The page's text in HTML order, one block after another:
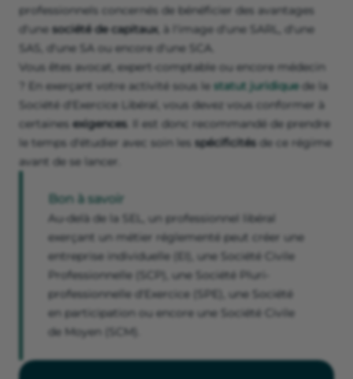
professionnels concernés de bénéficier des avantages
d'une société de capitaux, à l'image d'une SARL, d'une
SAS, d'une SA ou encore d'une SCA.
Vous êtes avocat, expert-comptable ou encore médecin
? En exerçant votre activité sous le statut juridiquede la
Société d'Exercice Libéral, vous devez vous conformer à
certaines exigences. Il est donc recommandé de prendre
le temps d'étudier avec soin les spécificités de ce régime
avant de se lancer.
Bon à savoir
Au-delà de la SEL, un professionnel libéral
exerçant un métier réglementé peut créer une
entreprise individuelle (EI), une Société Civile
Professionnelle (SCP), une Société Pluri-
professionnelle d'Exercice (SPE), une Société
en participation ou encore une Société Civile
de Moyen (SCM).